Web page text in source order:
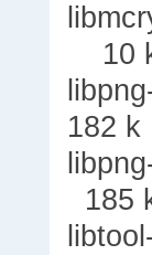
10
182 k
185